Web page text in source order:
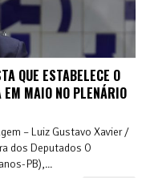
QUE ESTABELECE O
EM MAIO NO PLENÁRIO
– Luiz Gustavo Xavier /
dos Deputados O
PB),...